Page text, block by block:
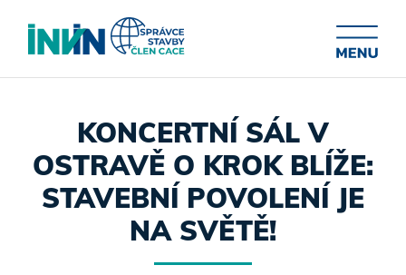
KONCERTNÍ SÁL V
OSTRAVĚ O KROK BLÍŽE:
STAVEBNÍ POVOLENÍ JE
NA SVĚTĚ!